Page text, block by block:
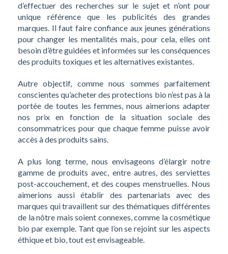
d’effectuer des recherches sur le sujet et n’ont pour
unique référence que les publicités des grandes
marques. Il faut faire confiance aux jeunes générations
pour changer les mentalités mais, pour cela, elles ont
besoin d’être guidées et informées sur les conséquences
des produits toxiques et les alternatives existantes.
Autre objectif, comme nous sommes parfaitement
conscientes qu’acheter des protections bio n’est pas à la
portée de toutes les femmes, nous aimerions adapter
nos prix en fonction de la situation sociale des
consommatrices pour que chaque femme puisse avoir
accès à des produits sains.
A plus long terme, nous envisageons d’élargir notre
gamme de produits avec, entre autres, des serviettes
post-accouchement, et des coupes menstruelles. Nous
aimerions aussi établir des partenariats avec des
marques qui travaillent sur des thématiques différentes
de la nôtre mais soient connexes, comme la cosmétique
bio par exemple. Tant que l’on se rejoint sur les aspects
éthique et bio, tout est envisageable.